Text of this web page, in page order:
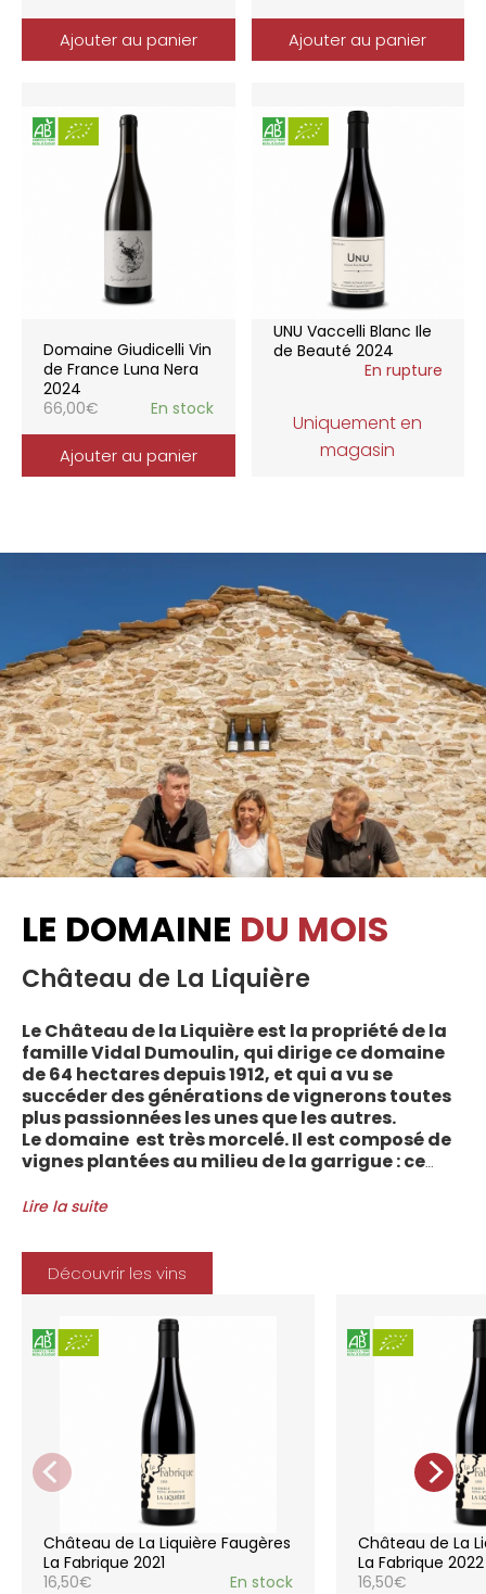
Ajouter au panier Ajouter au panier
Domaine Giudicelli Vin
de France Luna Nera
2024
66,00€ En stock
Ajouter au panier
UNU Vaccelli Blanc Ile
de Beauté 2024
En rupture
Uniquement en
magasin
LE DOMAINE DU MOIS
Château de La Liquière
Le Château de la Liquière est la propriété de la
famille Vidal Dumoulin, qui dirige ce domaine
de 64 hectares depuis 1912, et qui a vu se
succéder des générations de vignerons toutes
plus passionnées les unes que les autres.
Le domaine est très morcelé. Il est composé de
vignes plantées au milieu de la garrigue : ce
entre les villages d’Autignac, Caussiniojouls,
l’Appellation. La grande majorité des parcelles,
sur sols de schistes, font face au sud, à la
Méditerranée.
Le vignoble du Château de la Liquière est
agriculture biologique depuis 2008 et 2012
marque le premier millésime certifié du
domaine. Les soins apportés y sont conformes :
pratiques respectueuses de l’environnement et
de la vigne, vendanges manuelles, vinifications
soignées et strictement suivies.
La gamme des vins du Château de la
Liquière est adaptée à chaque style de
consommation, à chaque moment de la vie,
elle reflète parfaitement la pureté de
l’expression du terroir.
Lire la suite
Découvrir les vins
Château de La Liquière Faugères
La Fabrique 2021
16,50€ En stock
Château de La
La Fabrique 2022
16,50€